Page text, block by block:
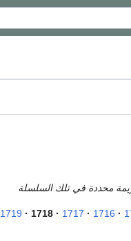
محددة في تلك السلسلة
1716
1717
1718
1719